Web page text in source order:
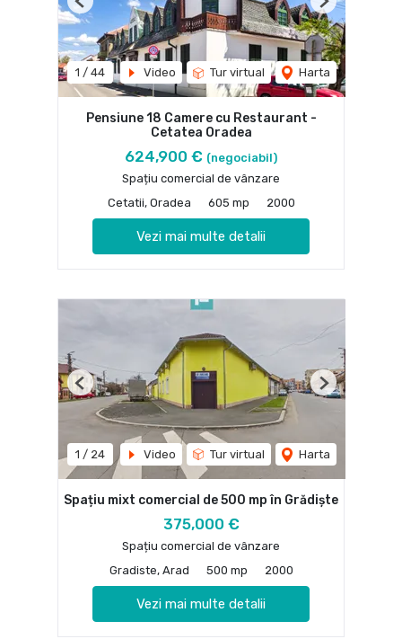
1 / 44 Video Tur virtual Harta
Previous Next
Pensiune 18 Camere cu Restaurant -
Cetatea Oradea
624,900 € (negociabil)
Spațiu comercial de vânzare
Cetatii, Oradea
605 mp 2000
Vezi mai multe detalii
1 / 24 Video Tur virtual Harta
Previous Next
Spațiu mixt comercial de 500 mp în Grădiște
375,000 €
Spațiu comercial de vânzare
Gradiste, Arad
500 mp 2000
Vezi mai multe detalii